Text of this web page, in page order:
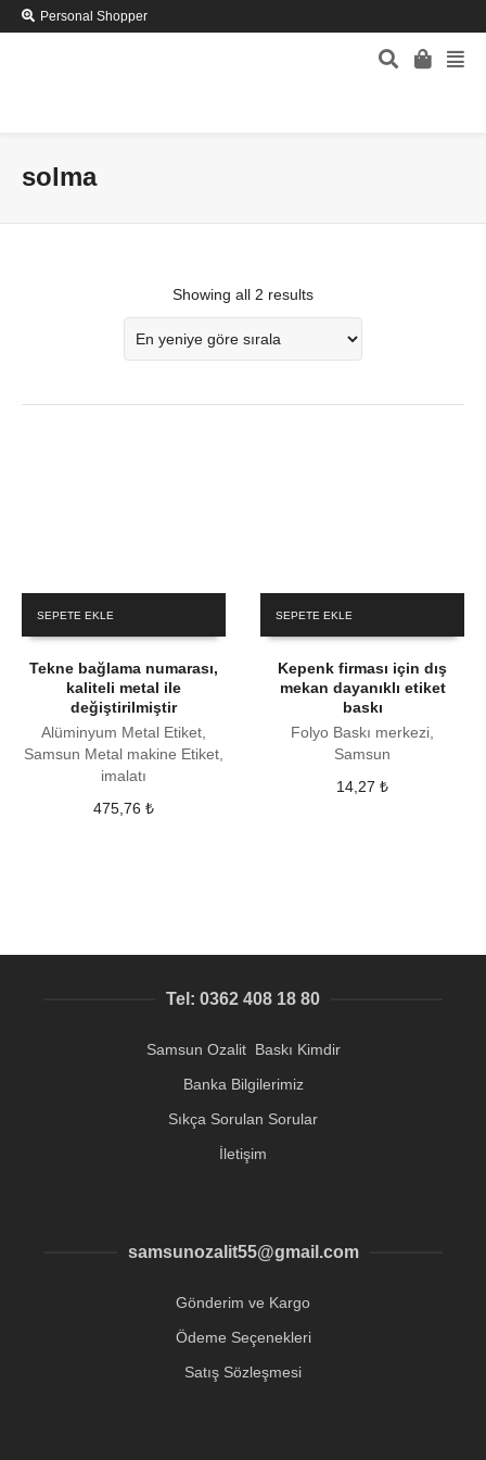
Personal Shopper
solma
Showing all 2 results
SEPETE EKLE
Tekne bağlama numarası,
kaliteli metal ile
değiştirilmiştir
Alüminyum Metal Etiket,
Samsun Metal makine Etiket,
imalatı
475,76 ₺
SEPETE EKLE
Kepenk firması için dış
mekan dayanıklı etiket
baskı
Folyo Baskı merkezi,
Samsun
14,27₺
Tel: 0362 408 18 80
Samsun Ozalit Baskı Kimdir
Banka Bilgilerimiz
Sıkça Sorulan Sorular
İletişim
samsunozalit55@gmail.com
Gönderim ve Kargo
Ödeme Seçenekleri
Satış Sözleşmesi